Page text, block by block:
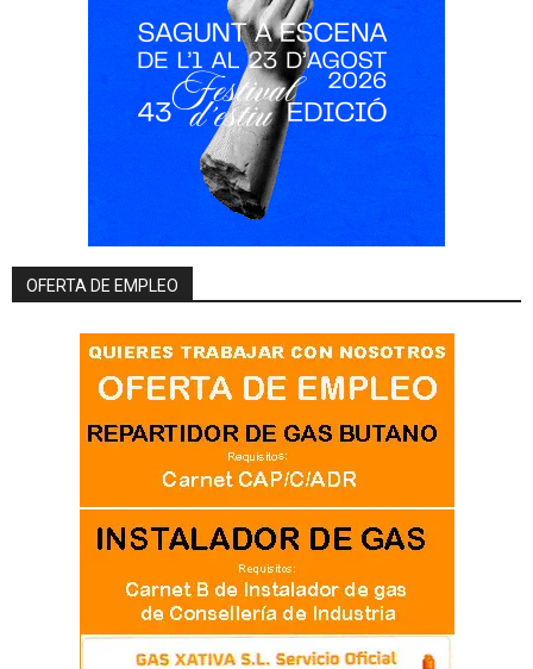
OFERTA DE EMPLEO